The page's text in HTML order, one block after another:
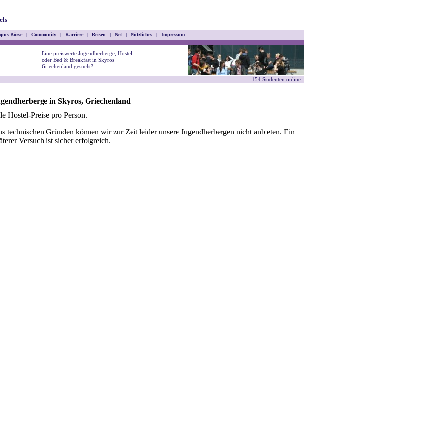
Börse | Community | Karriere | Reisen | Net | Nützliches | Impressum
Eine preiswerte Jugendherberge, Hostel
oder Bed & Breakfast in Skyros
Griechenland gesucht?
154 Studenten online
in Skyros, Griechenland
Hostel-Preise pro Person.
technischen Gründen können wir zur Zeit leider unsere Jugendherbergen nicht anbieten. Ein
Versuch ist sicher erfolgreich.